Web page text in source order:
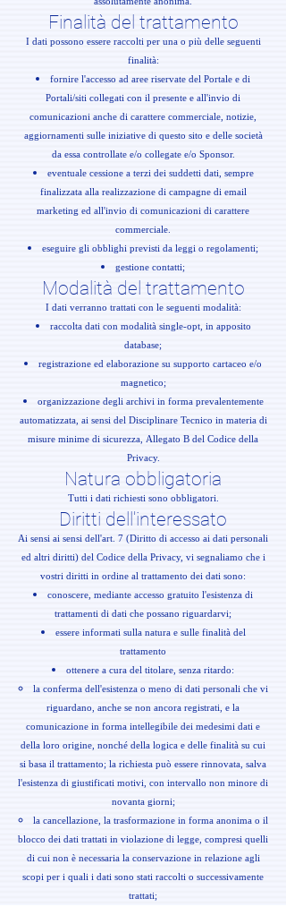
Finalità del trattamento
I dati possono essere raccolti per una o più delle seguenti
finalità:
fornire l'accesso ad aree riservate del Portale e di
Portali/siti collegati con il presente e all'invio di
comunicazioni anche di carattere commerciale, notizie,
aggiornamenti sulle iniziative di questo sito e delle società
da essa controllate e/o collegate e/o Sponsor.
eventuale cessione a terzi dei suddetti dati, sempre
finalizzata alla realizzazione di campagne di email
marketing ed all'invio di comunicazioni di carattere
commerciale.
eseguire gli obblighi previsti da leggi o regolamenti;
gestione contatti;
Modalità del trattamento
I dati verranno trattati con le seguenti modalità:
raccolta dati con modalità single-opt, in apposito
database;
registrazione ed elaborazione su supporto cartaceo e/o
magnetico;
organizzazione degli archivi in forma prevalentemente
automatizzata, ai sensi del Disciplinare Tecnico in materia di
misure minime di sicurezza, Allegato B del Codice della
Privacy.
Natura obbligatoria
Tutti i dati richiesti sono obbligatori.
Diritti dell'interessato
Ai sensi ai sensi dell'art. 7 (Diritto di accesso ai dati personali
ed altri diritti) del Codice della Privacy, vi segnaliamo che i
vostri diritti in ordine al trattamento dei dati sono:
conoscere, mediante accesso gratuito l'esistenza di
trattamenti di dati che possano riguardarvi;
essere informati sulla natura e sulle finalità del
trattamento
ottenere a cura del titolare, senza ritardo:
la conferma dell'esistenza o meno di dati personali che vi
riguardano, anche se non ancora registrati, e la
comunicazione in forma intellegibile dei medesimi dati e
della loro origine, nonché della logica e delle finalità su cui
si basa il trattamento; la richiesta può essere rinnovata, salva
l'esistenza di giustificati motivi, con intervallo non minore di
novanta giorni;
la cancellazione, la trasformazione in forma anonima o il
blocco dei dati trattati in violazione di legge, compresi quelli
di cui non è necessaria la conservazione in relazione agli
scopi per i quali i dati sono stati raccolti o successivamente
trattati;